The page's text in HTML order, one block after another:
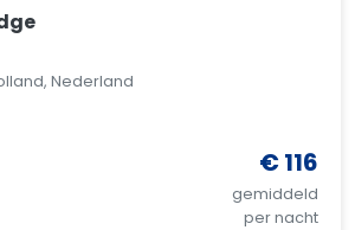
Nederland
€ 116
gemiddeld
per nacht